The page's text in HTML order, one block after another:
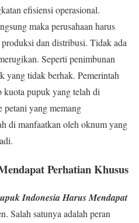
efisiensi operasional.
maka perusahaan harus
dan distribusi. Tidak ada
Seperti penimbunan
yang tidak berhak. Pemerintah
kuota pupuk yang telah di
petani yang memang
di manfaatkan oleh oknum yang
Perhatian Khusus
Indonesia Harus Mendapat
Salah satunya adalah peran